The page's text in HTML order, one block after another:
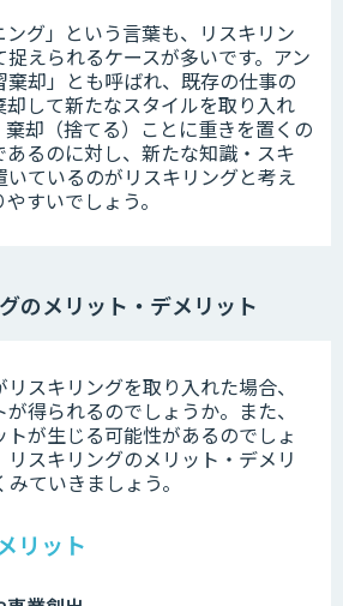
ング」という言葉も、リスキリン
えられるケースが多いです。アン
棄却」とも呼ばれ、既存の仕事の
して新たなスタイルを取り入れ
却（捨てる）ことに重きを置くの
るのに対し、新たな知識・スキ
ているのがリスキリングと考え
すいでしょう。
のメリット・デメリット
スキリングを取り入れた場合、
得られるのでしょうか。また、
トが生じる可能性があるのでしょ
リスキリングのメリット・デメリ
ていきましょう。
リット